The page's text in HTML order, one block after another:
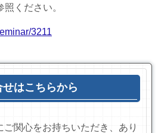
ください。
3211
せはこちらから
関心をお持ちいただき、あり